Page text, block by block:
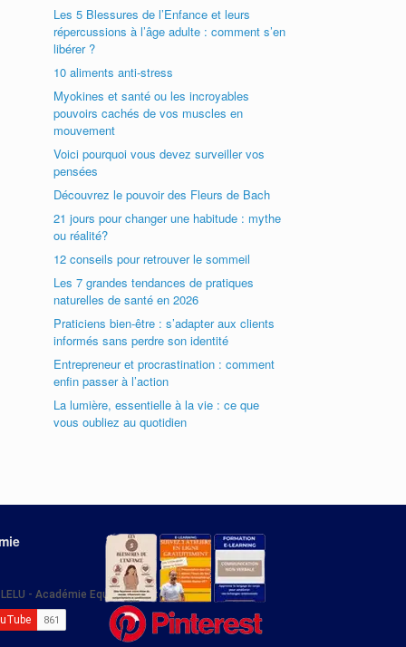
Les 5 Blessures de l’Enfance et leurs
répercussions à l’âge adulte : comment s’en
libérer ?
10 aliments anti-stress
Myokines et santé ou les incroyables
pouvoirs cachés de vos muscles en
mouvement
Voici pourquoi vous devez surveiller vos
pensées
Découvrez le pouvoir des Fleurs de Bach
21 jours pour changer une habitude : mythe
ou réalité?
12 conseils pour retrouver le sommeil
Les 7 grandes tendances de pratiques
naturelles de santé en 2026
Praticiens bien-être : s’adapter aux clients
informés sans perdre son identité
Entrepreneur et procrastination : comment
enfin passer à l’action
La lumière, essentielle à la vie : ce que
vous oubliez au quotidien